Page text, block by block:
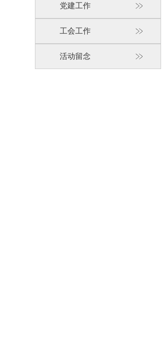
党建工作
工会工作
活动留念